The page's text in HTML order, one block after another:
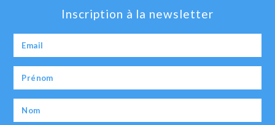
Inscription à la newsletter